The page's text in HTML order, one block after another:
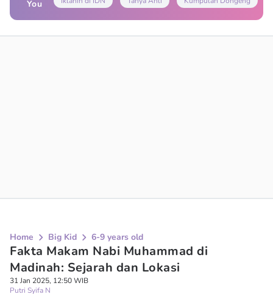
You
Home Big Kid 6-9 years old
Fakta Makam Nabi Muhammad di
Madinah: Sejarah dan Lokasi
31 Jan 2025, 12:50 WIB
Putri Syifa N